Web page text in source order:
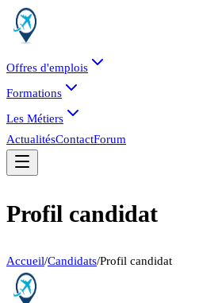
Offres d'emplois
Formations
Les Métiers
ActualitésContactForum
Profil candidat
Accueil/Candidats/Profil candidat